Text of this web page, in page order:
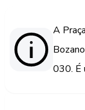
A
030. É